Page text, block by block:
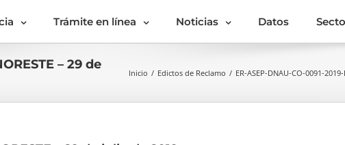
Trámite en línea Noticias Datos
– 29 de
Inicio / Edictos de Reclamo / ER-ASEP-DNAU-CO-0091-